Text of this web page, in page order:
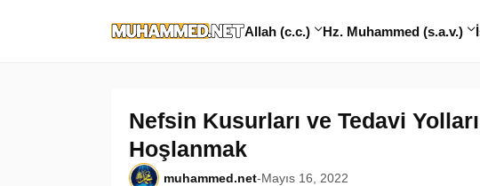
Allah (c.c.) Hz. Muhammed (s.a.v.)
Nefsin Kusurları ve Tedavi
Hoşlanmak
muhammed.net-Mayıs 16, 2022